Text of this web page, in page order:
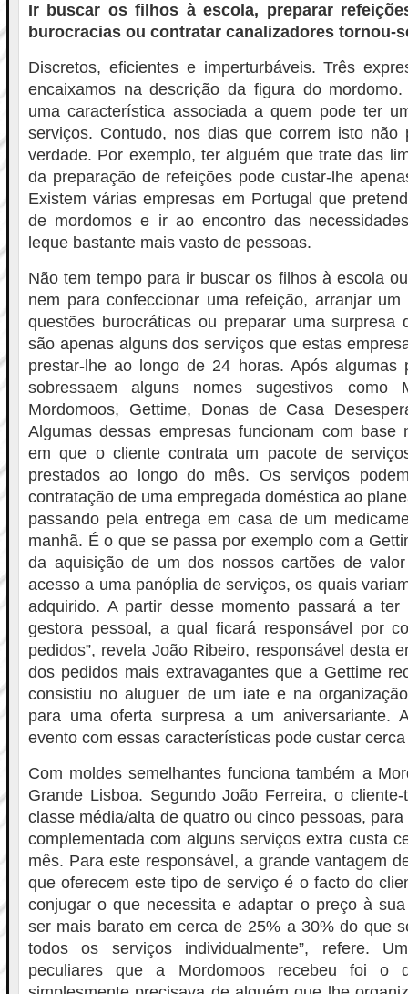
Ir buscar os filhos à escola, preparar
burocracias ou contratar canalizadores tornou-
Discretos, eficientes e imperturbáveis. Três
encaixamos na descrição da figura do
uma característica associada a quem pode ter
serviços. Contudo, nos dias que correm isto não
verdade. Por exemplo, ter alguém que trate das
da preparação de refeições pode custar-lhe
Existem várias empresas em Portugal que
de mordomos e ir ao encontro das
leque bastante mais vasto de pessoas.
Não tem tempo para ir buscar os filhos à escola
nem para confeccionar uma refeição, arranjar
questões burocráticas ou preparar uma surpresa
são apenas alguns dos serviços que estas
prestar-lhe ao longo de 24 horas. Após algumas
sobressaem alguns nomes sugestivos como
Mordomoos, Gettime, Donas de Casa
Algumas dessas empresas funcionam com base
em que o cliente contrata um pacote de
prestados ao longo do mês. Os serviços
contratação de uma empregada doméstica ao
passando pela entrega em casa de um
manhã. É o que se passa por exemplo com a
da aquisição de um dos nossos cartões de
acesso a uma panóplia de serviços, os quais
adquirido. A partir desse momento passará a
gestora pessoal, a qual ficará responsável por
pedidos”, revela João Ribeiro, responsável desta
dos pedidos mais extravagantes que a Gettime
consistiu no aluguer de um iate e na
para uma oferta surpresa a um aniversariante.
evento com essas características pode custar
Com moldes semelhantes funciona também a
Grande Lisboa. Segundo João Ferreira, o
classe média/alta de quatro ou cinco pessoas,
complementada com alguns serviços extra custa
mês. Para este responsável, a grande vantagem
que oferecem este tipo de serviço é o facto do
conjugar o que necessita e adaptar o preço à
ser mais barato em cerca de 25% a 30% do que
todos os serviços individualmente”, refere.
peculiares que a Mordomoos recebeu foi o